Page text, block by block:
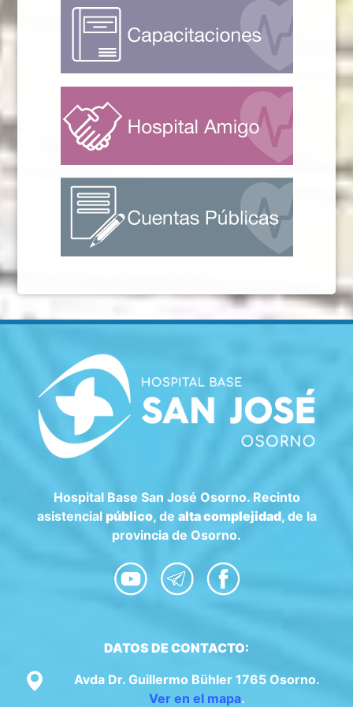
Hospital Base San José Osorno. Recinto
asistencial público, de alta complejidad, de la
provincia de Osorno.
DATOS DE CONTACTO:
Avda Dr. Guillermo Bühler 1765 Osorno.
Ver en el mapa.